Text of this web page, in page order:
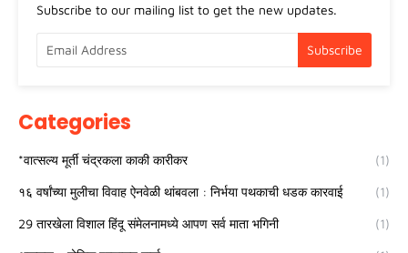
Subscribe to our mailing list to get the new updates.
Categories
*वात्सल्य मूर्ती चंद्रकला काकी कारीकर (1)
१६ वर्षांच्या मुलीचा विवाह ऐनवेळी थांबवला : निर्भया पथकाची धडक कारवाई (1)
29 तारखेला विशाल हिंदू संमेलनामध्ये आपण सर्व माता भगिनी (1)